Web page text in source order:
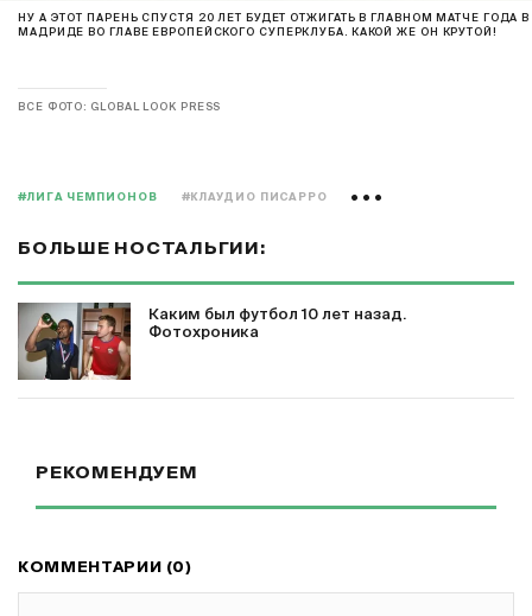
НУ А ЭТОТ ПАРЕНЬ СПУСТЯ 20 ЛЕТ БУДЕТ ОТЖИГАТЬ В ГЛАВНОМ МАТЧЕ ГОДА В
МАДРИДЕ ВО ГЛАВЕ ЕВРОПЕЙСКОГО СУПЕРКЛУБА. КАКОЙ ЖЕ ОН КРУТОЙ!
ВСЕ ФОТО: GLOBAL LOOK PRESS
#ЛИГА ЧЕМПИОНОВ #КЛАУДИО ПИСАРРО
БОЛЬШЕ НОСТАЛЬГИИ:
Каким был футбол 10 лет назад.
Фотохроника
РЕКОМЕНДУЕМ
КОММЕНТАРИИ (0)